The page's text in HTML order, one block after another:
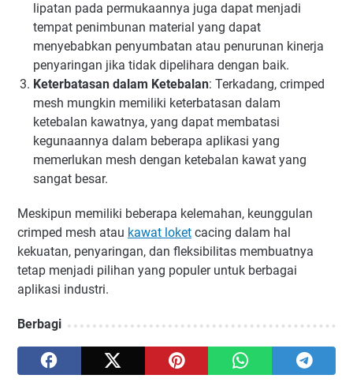
lipatan pada permukaannya juga dapat menjadi
tempat penimbunan material yang dapat
menyebabkan penyumbatan atau penurunan kinerja
penyaringan jika tidak dipelihara dengan baik.
Keterbatasan dalam Ketebalan: Terkadang, crimped
mesh mungkin memiliki keterbatasan dalam
ketebalan kawatnya, yang dapat membatasi
kegunaannya dalam beberapa aplikasi yang
memerlukan mesh dengan ketebalan kawat yang
sangat besar.
Meskipun memiliki beberapa kelemahan, keunggulan
crimped mesh atau kawat loket cacing dalam hal
kekuatan, penyaringan, dan fleksibilitas membuatnya
tetap menjadi pilihan yang populer untuk berbagai
aplikasi industri.
Berbagi